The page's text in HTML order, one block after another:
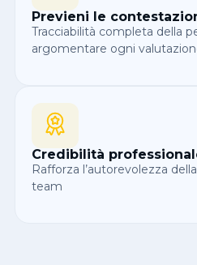
Previeni le
Tracciabilità completa della
argomentare ogni
Credibilità
Rafforza l’autorevolezza
team